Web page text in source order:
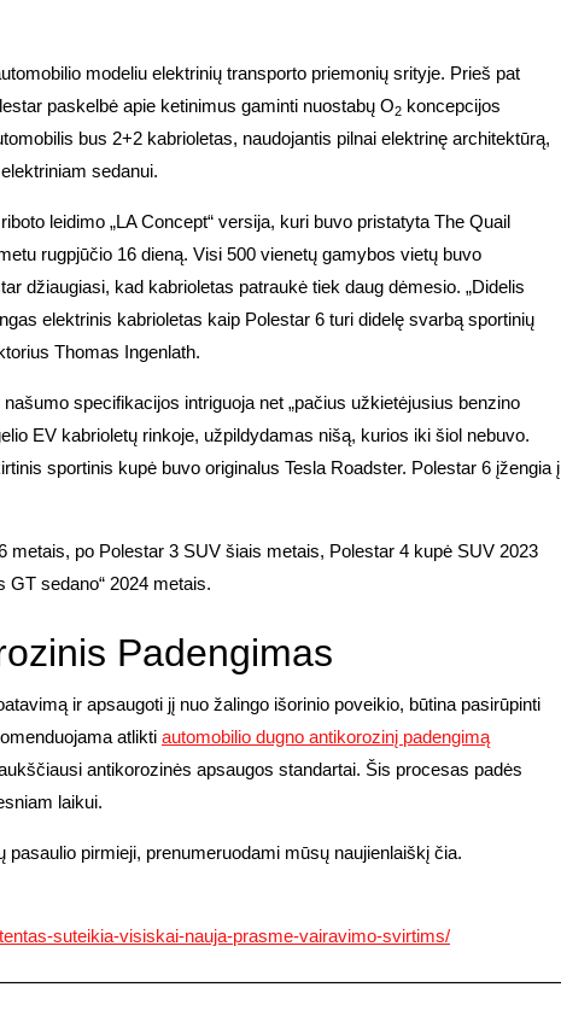
modeliu elektrinių transporto priemonių srityje. Prieš pat
paskelbė apie ketinimus gaminti nuostabų O2 koncepcijos
bus 2+2 kabrioletas, naudojantis pilnai elektrinę architektūrą,
sedanui.
leidimo „LA Concept“ versija, kuri buvo pristatyta The Quail
rugpjūčio 16 dieną. Visi 500 vienetų gamybos vietų buvo
džiaugiasi, kad kabrioletas patraukė tiek daug dėmesio. „Didelis
elektrinis kabrioletas kaip Polestar 6 turi didelę svarbą sportinių
Thomas Ingenlath.
specifikacijos intriguoja net „pačius užkietėjusius benzino
EV kabrioletų rinkoje, užpildydamas nišą, kurios iki šiol nebuvo.
sportinis kupė buvo originalus Tesla Roadster. Polestar 6 įžengia į
metais, po Polestar 3 SUV šiais metais, Polestar 4 kupė SUV 2023
GT sedano“ 2024 metais.
Padengimas
ir apsaugoti jį nuo žalingo išorinio poveikio, būtina pasirūpinti
atlikti automobilio dugno antikorozinį padengimą
antikorozinės apsaugos standartai. Šis procesas padės
laikui.
pasaulio pirmieji, prenumeruodami mūsų naujienlaiškį čia.
suteikia-visiskai-nauja-prasme-vairavimo-svirtims/